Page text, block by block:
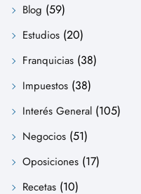
Blog (59)
Estudios (20)
Franquicias (38)
Impuestos (38)
Interés General (105)
Negocios (51)
Oposiciones (17)
Recetas (10)